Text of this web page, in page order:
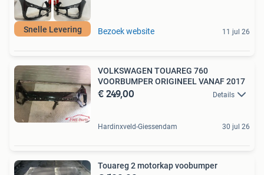
Snelle Levering Bezoek website 11 jul 26
VOLKSWAGEN TOUAREG 760
VOORBUMPER ORIGINEEL VANAF 2017
€ 249,00 Details
Hardinxveld-Giessendam 30 jul 26
Touareg 2 motorkap voobumper